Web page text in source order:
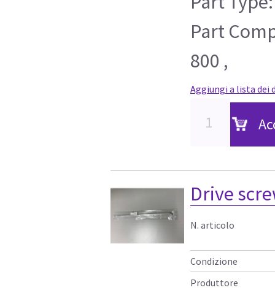
Part
800 ,
Aggiungi a lista dei
Drive
N. articolo
Condizione
Produttore